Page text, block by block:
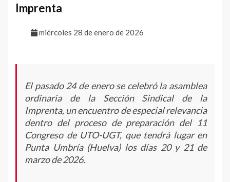
Imprenta
miércoles 28 de enero de 2026
El pasado 24 de enero se celebró la asamblea
ordinaria de la Sección Sindical de la
Imprenta, un encuentro de especial relevancia
dentro del proceso de preparación del 11
Congreso de UTO-UGT, que tendrá lugar en
Punta Umbría (Huelva) los días 20 y 21 de
marzo de 2026.